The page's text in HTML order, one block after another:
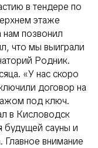
в тендере по
этаже
позвонил
что мы выиграли
Родник.
«У нас скоро
договор на
под ключ.
в Кисловодск
будущей сауны и
Главное внимание